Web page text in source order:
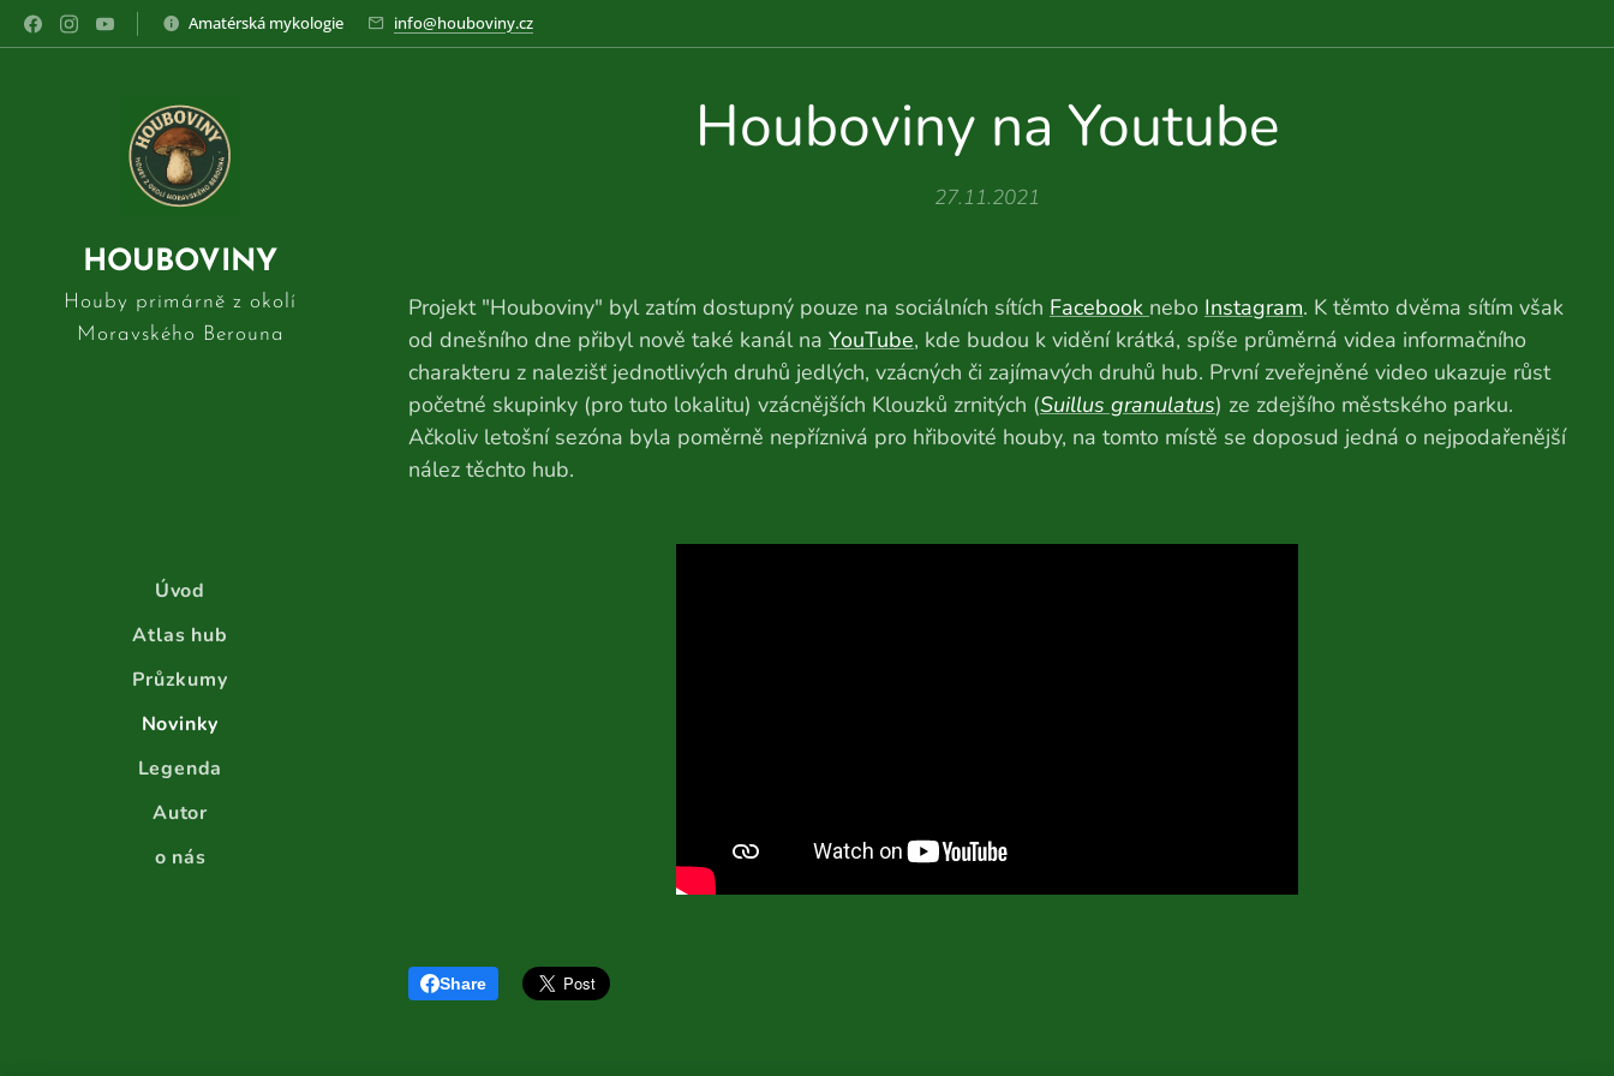
Amatérská mykologie info@houboviny.cz
HOUBOVINY
Houby primárně z okolí
Moravského Berouna
Úvod
Atlas hub
Průzkumy
Novinky
Legenda
Autor
o nás
Houboviny na Youtube
27.11.2021
Projekt "Houboviny" byl zatím dostupný pouze na sociálních sítích Facebook nebo Instagram. K těmto dvěma sítím však
od dnešního dne přibyl nově také kanál na YouTube, kde budou k vidění krátká, spíše průměrná videa informačního
charakteru z nalezišť jednotlivých druhů jedlých, vzácných či zajímavých druhů hub. První zveřejněné video ukazuje růst
početné skupinky (pro tuto lokalitu) vzácnějších Klouzků zrnitých (Suillus granulatus) ze zdejšího městského parku.
Ačkoliv letošní sezóna byla poměrně nepříznivá pro hřibovité houby, na tomto místě se doposud jedná o nejpodařenější
nález těchto hub.
Share